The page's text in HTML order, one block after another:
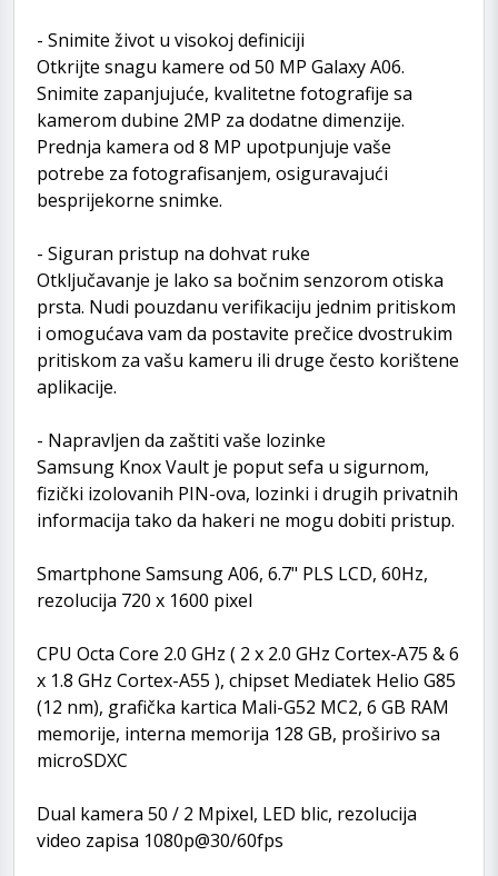
- Snimite život u visokoj definiciji
Otkrijte snagu kamere od 50 MP Galaxy A06.
Snimite zapanjujuće, kvalitetne fotografije sa
kamerom dubine 2MP za dodatne dimenzije.
Prednja kamera od 8 MP upotpunjuje vaše
potrebe za fotografisanjem, osiguravajući
besprijekorne snimke.
- Siguran pristup na dohvat ruke
Otključavanje je lako sa bočnim senzorom otiska
prsta. Nudi pouzdanu verifikaciju jednim pritiskom
i omogućava vam da postavite prečice dvostrukim
pritiskom za vašu kameru ili druge često korištene
aplikacije.
- Napravljen da zaštiti vaše lozinke
Samsung Knox Vault je poput sefa u sigurnom,
fizički izolovanih PIN-ova, lozinki i drugih privatnih
informacija tako da hakeri ne mogu dobiti pristup.
Smartphone Samsung A06, 6.7" PLS LCD, 60Hz,
rezolucija 720 x 1600 pixel
CPU Octa Core 2.0 GHz ( 2 x 2.0 GHz Cortex-A75 & 6
x 1.8 GHz Cortex-A55 ), chipset Mediatek Helio G85
(12 nm), grafička kartica Mali-G52 MC2, 6 GB RAM
memorije, interna memorija 128 GB, proširivo sa
microSDXC
Dual kamera 50 / 2 Mpixel, LED blic, rezolucija
video zapisa 1080p@30/60fps